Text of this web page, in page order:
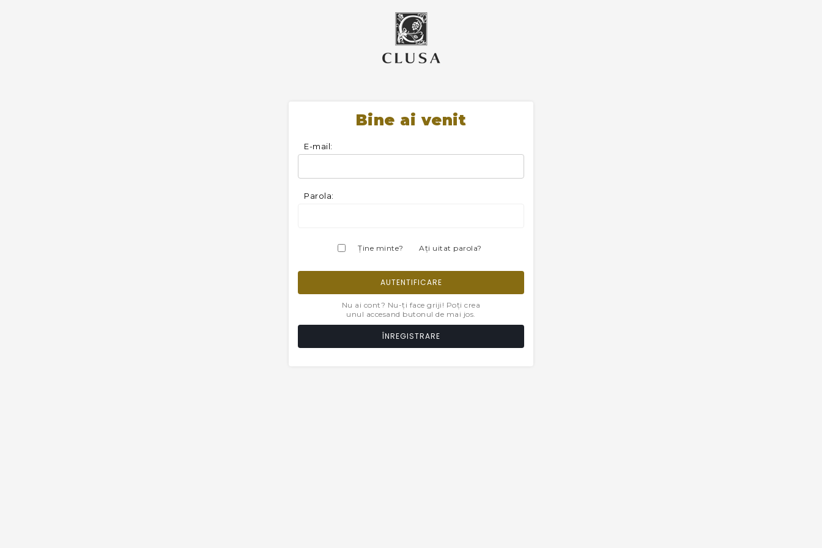
Bine ai venit
E-mail:
Parola:
Ţine minte? Aţi uitat parola?
AUTENTIFICARE
Nu ai cont? Nu-ți face griji! Poți crea
unul accesand butonul de mai jos.
ÎNREGISTRARE